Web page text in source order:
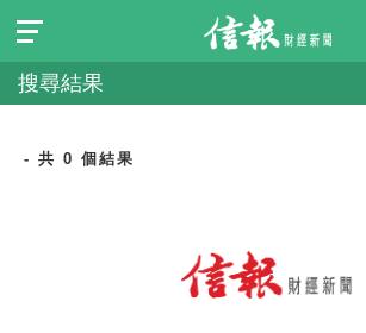
搜尋結果
- 共 0 個結果